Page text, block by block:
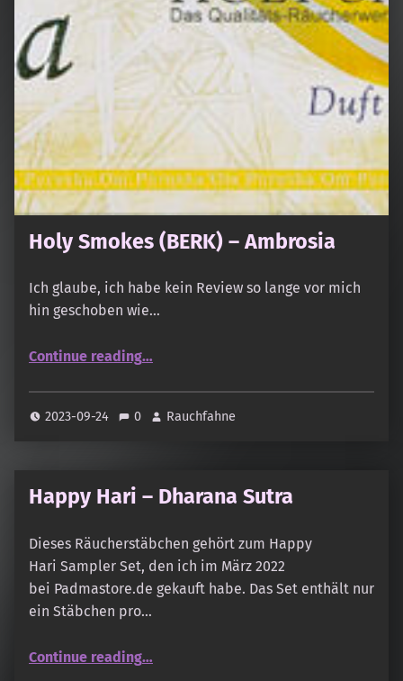
Holy Smokes (BERK) – Ambrosia
Ich glaube, ich habe kein Review so lange vor mich
hin geschoben wie…
Continue reading“Holy Smokes (BERK) – Ambrosia”
…
2023-09-24 0 Rauchfahne
Happy Hari – Dharana Sutra
Dieses Räucherstäbchen gehört zum Happy
Hari Sampler Set, den ich im März 2022
bei Padmastore.de gekauft habe. Das Set enthält nur
ein Stäbchen pro…
Continue reading…